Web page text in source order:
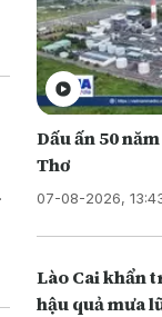
Dấu ấn 50
Thơ
07-08-2026,
Lào Cai khẩn
hậu quả mưa